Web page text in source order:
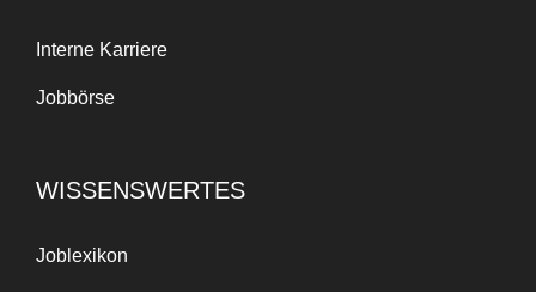
Interne Karriere
Jobbörse
WISSENSWERTES
Joblexikon